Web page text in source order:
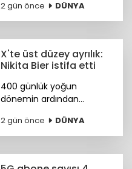
bilim insanı Koray
Kavukçuoğlu getirildi.
2 gün önce DÜNYA
X'te üst düzey ayrılık:
Nikita Bier istifa etti
400 günlük yoğun
dönemin ardından
şirkette danışman olarak
kalacak. Yerine tasarım ve
oluşan yeni bir ekip
2 gün önce DÜNYA